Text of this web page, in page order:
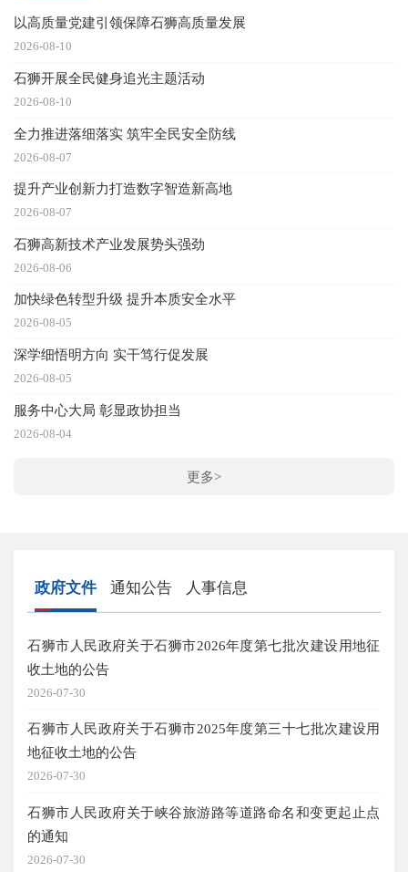
以高质量党建引领保障石狮高质量发展
2026-08-10
石狮开展全民健身追光主题活动
2026-08-10
全力推进落细落实 筑牢全民安全防线
2026-08-07
提升产业创新力打造数字智造新高地
2026-08-07
石狮高新技术产业发展势头强劲
2026-08-06
加快绿色转型升级 提升本质安全水平
2026-08-05
深学细悟明方向 实干笃行促发展
2026-08-05
服务中心大局 彰显政协担当
2026-08-04
更多>
政府文件 通知公告 人事信息
石狮市人民政府关于石狮市2026年度第七批次建设用地征
收土地的公告
2026-07-30
石狮市人民政府关于石狮市2025年度第三十七批次建设用
地征收土地的公告
2026-07-30
石狮市人民政府关于峡谷旅游路等道路命名和变更起止点
的通知
2026-07-30